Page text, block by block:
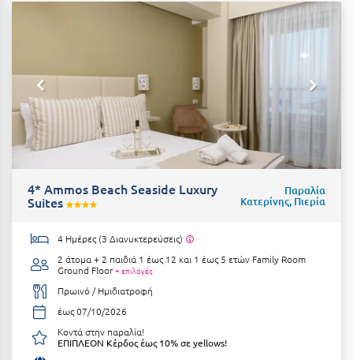
Ηράκλειο
Θ
Θάσος
Ιεράπετρα
Ιθάκη
Ικαρία
4* Ammos Beach Seaside Luxury
Suites
Παραλία
Κατερίνης, Πιερία
4 Ημέρες (3 Διανυκτερεύσεις)
2 άτομα + 2 παιδιά 1 έως 12 και 1 έως 5 ετών Family Room
Ground Floor + επιλογές
Πρωινό / Ημιδιατροφή
έως 07/10/2026
Κοντά στην παραλία!
ΕΠΙΠΛΕΟΝ Κέρδος έως 10% σε yellows!